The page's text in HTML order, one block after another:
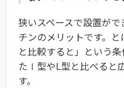
狭いスペースで設置が
チンのメリットです。
と比較すると」という
たⅠ型やL型と比べると
す。